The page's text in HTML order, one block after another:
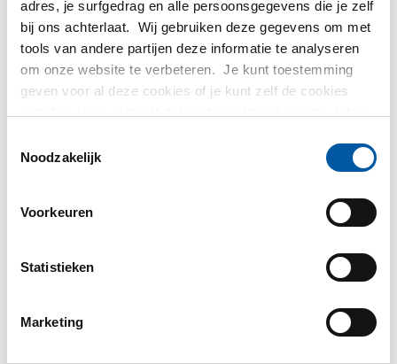
adres, je surfgedrag en alle persoonsgegevens die je zelf
bij ons achterlaat. Wij gebruiken deze gegevens om met
tools van andere partijen deze informatie te analyseren
om onze website te verbeteren. Je kunt toestemming
geven voor al deze cookies of je kunt zelf de cookies
partijen waarmee wij samenwerken vind je in ons
Noodzakelijk
Voorkeuren
Statistieken
Marketing
2440-0815